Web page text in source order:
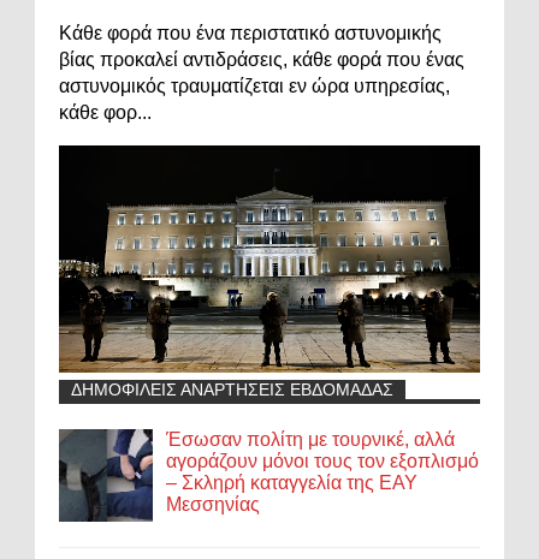
Κάθε φορά που ένα περιστατικό αστυνομικής
βίας προκαλεί αντιδράσεις, κάθε φορά που ένας
αστυνομικός τραυματίζεται εν ώρα υπηρεσίας,
κάθε φορ...
ΔΗΜΟΦΙΛΕΙΣ ΑΝΑΡΤΗΣΕΙΣ ΕΒΔΟΜΑΔΑΣ
Έσωσαν πολίτη με τουρνικέ, αλλά
αγοράζουν μόνοι τους τον εξοπλισμό
– Σκληρή καταγγελία της ΕΑΥ
Μεσσηνίας